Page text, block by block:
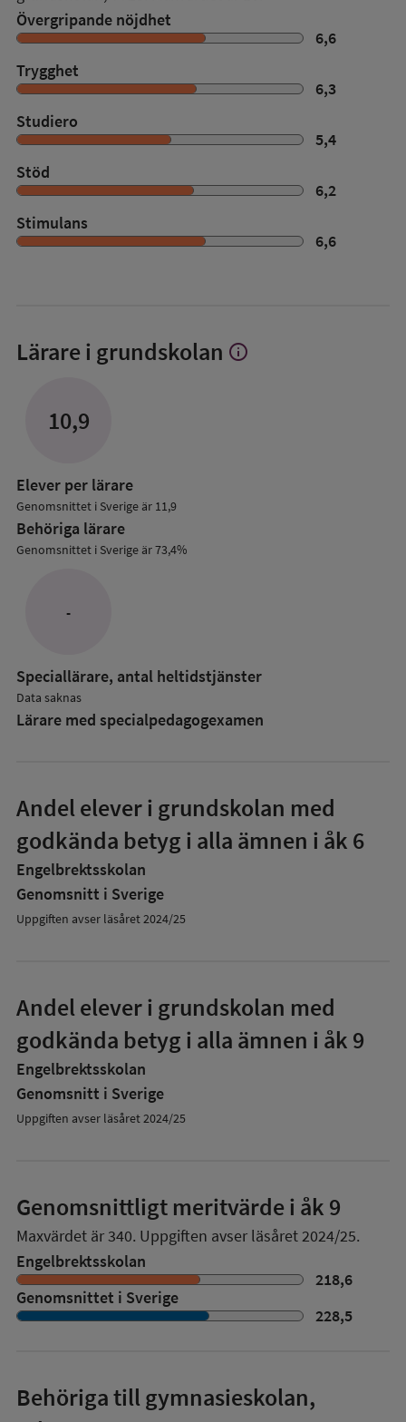
Övergripande nöjdhet
6,6
Trygghet
6,3
Studiero
5,4
Stöd
6,2
Stimulans
6,6
Lärare i grundskolan Visa
info
10,9
Elever per lärare
Genomsnittet i Sverige är 11,9
Behöriga lärare
Genomsnittet i Sverige är 73,4%
-
Speciallärare, antal heltidstjänster
Data saknas
Lärare med specialpedagog­examen
Andel elever i grundskolan med
godkända betyg i alla ämnen i åk 6
Engelbrektsskolan
Genomsnitt i Sverige
Uppgiften avser läsåret 2024/25
Andel elever i grundskolan med
godkända betyg i alla ämnen i åk 9
Engelbrektsskolan
Genomsnitt i Sverige
Uppgiften avser läsåret 2024/25
Genomsnittligt meritvärde i åk 9
Maxvärdet är 340. Uppgiften avser läsåret 2024/25.
Engelbrektsskolan
218,6
Genomsnittet i Sverige
228,5
Behöriga till gymnasieskolan,